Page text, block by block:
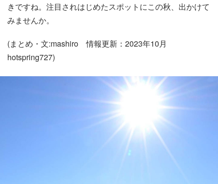
きですね。注目されはじめたスポットにこの秋、出かけて
みませんか。
(まとめ・文:mashiro 情報更新：2023年10月
hotspring727)